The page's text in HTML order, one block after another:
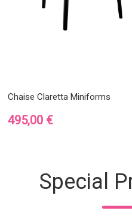
Chaise Claretta Miniforms
Prix
495,00 €
Special